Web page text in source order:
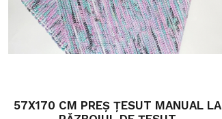
57X170 CM PREȘ ȚESUT MANUAL LA